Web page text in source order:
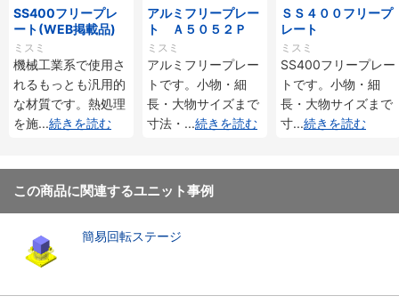
SS400フリープレ
ート(WEB掲載品)
ミスミ
機械工業系で使用さ
れるもっとも汎用的
な材質です。熱処理
を施...続きを読む
アルミフリープレー
ト Ａ５０５２Ｐ
ミスミ
アルミフリープレー
トです。小物・細
長・大物サイズまで
寸法・ ...続きを読む
ＳＳ４００フリープ
レート
ミスミ
SS400フリープレー
トです。小物・細
長・大物サイズまで
寸...続きを読む
この商品に関連するユニット事例
簡易回転ステージ